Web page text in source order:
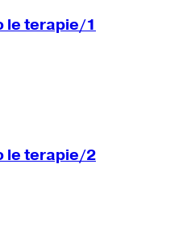
le terapie/1
le terapie/2